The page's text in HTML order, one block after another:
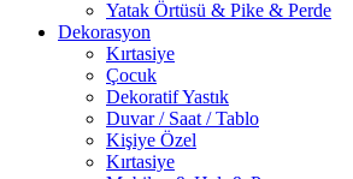
Yatak Örtüsü & Pike & Perde
Dekorasyon
Kırtasiye
Çocuk
Dekoratif Yastık
Duvar / Saat / Tablo
Kişiye Özel
Kırtasiye